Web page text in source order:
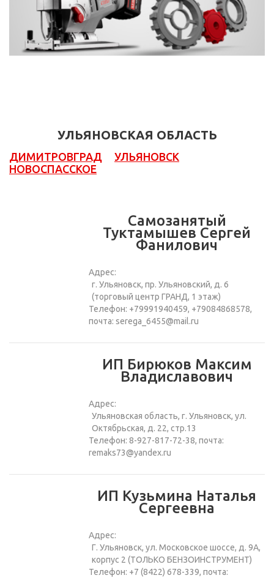
УЛЬЯНОВСКАЯ ОБЛАСТЬ
ДИМИТРОВГРАД
УЛЬЯНОВСК
НОВОСПАССКОЕ
Самозанятый
Туктамышев Сергей
Фанилович
Адрес:
г. Ульяновск, пр. Ульяновский, д. 6
(торговый центр ГРАНД, 1 этаж)
Телефон: +79991940459, +79084868578,
почта: serega_6455@mail.ru
ИП Бирюков Максим
Владиславович
Адрес:
Ульяновская область, г. Ульяновск, ул.
Октябрьская, д. 22, стр.13
Телефон: 8-927-817-72-38, почта:
remaks73@yandex.ru
ИП Кузьмина Наталья
Сергеевна
Адрес:
Г. Ульяновск, ул. Московское шоссе, д. 9А,
корпус 2 (ТОЛЬКО БЕНЗОИНСТРУМЕНТ)
Телефон: +7 (8422) 678-339, почта: